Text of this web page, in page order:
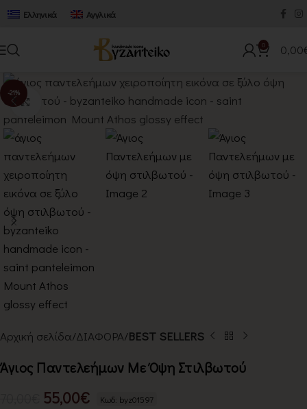
Ελληνικά Αγγλικά
0 0,00
-21%
Κλικ για μεγέθυνση
Αρχική σελίδα ΔΙΑΦΟΡΑ BEST SELLERS
Άγιος Παντελεήμων Με Όψη Στιλβωτού
55,00€ Κωδ: byz01597